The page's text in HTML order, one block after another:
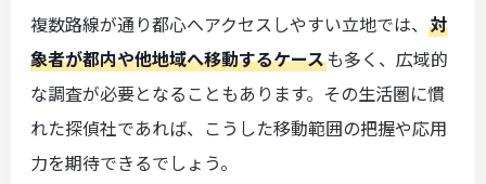
複数路線が通り都心へアクセスしやすい立地では、 対
象者が都内や他地域へ移動するケースも多く、広域的
な調査が必要となることもあります。その生活圏に慣
れた探偵社であれば、こうした移動範囲の把握や応用
力を期待できるでしょう。